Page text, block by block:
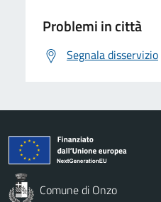
Problemi in città
Segnala disservizio
Comune di Onzo